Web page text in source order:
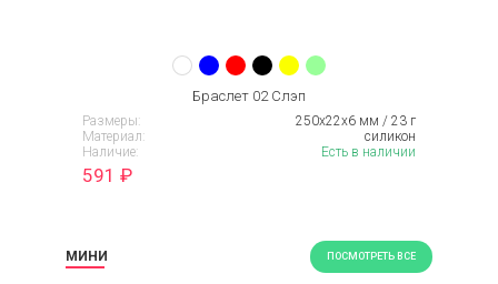
Браслет 02 Слэп
Размеры:
250х22х6 мм / 23 г
Материал:
силикон
Наличие:
Есть в наличии
591 ₽
МИНИ ПОСМОТРЕТЬ ВСЕ